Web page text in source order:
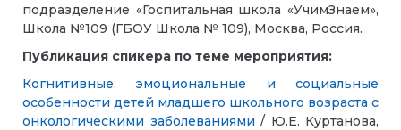
подразделение «Госпитальная школа «УчимЗнаем»,
Школа №109 (ГБОУ Школа № 109), Москва, Россия.
Публикация спикера по теме мероприятия:
Когнитивные, эмоциональные и социальные
особенности детей младшего школьного возраста с
онкологическими заболеваниями / Ю.Е. Куртанова,